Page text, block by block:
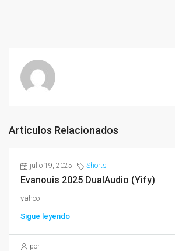
Artículos Relacionados
julio 19, 2025 Shorts
Evanouis 2025 DualAudio (Yify)
yahoo
Sigue leyendo
por